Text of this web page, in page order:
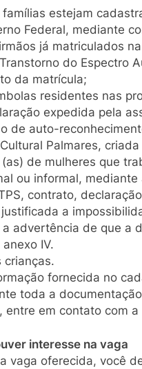
estejam
Federal, mediante
já matriculados na
do Espectro
da matrícula;
residentes nas
expedida pela
de auto-
Palmares,
de mulheres que
ou informal,
contrato,
a
advertência de que a
IV.
fornecida no
toda a
entre em contato com
interesse na vaga
vaga oferecida, você